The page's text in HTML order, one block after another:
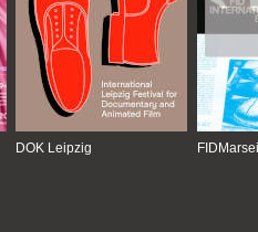
DOK Leipzig